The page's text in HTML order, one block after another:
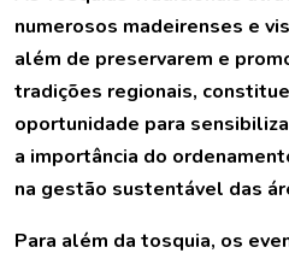
numerosos madeirenses e
além de preservarem e
tradições regionais,
oportunidade para
a importância do
na gestão sustentável das
Para além da tosquia, os